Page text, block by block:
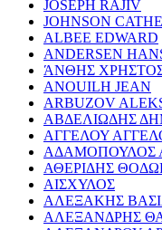
JOSEPH RAJIV
JOHNSON
ALBEE EDWARD
ANDERSEN
ΆΝΘΗΣ
ANOUILH JEAN
ARBUZOV
ΑΒΔΕΛΙΩΔΗΣ
ΑΓΓΕΛΟΥ
ΑΔΑΜΟΠΟΥΛΟΣ
ΑΘΕΡΙΔΗΣ
ΑΙΣΧΥΛΟΣ
ΑΛΕΞΑΚΗΣ
ΑΛΕΞΑΝΔΡΗΣ